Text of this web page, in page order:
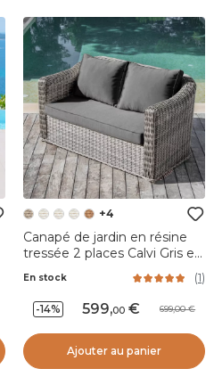
+4
Canapé de jardin en résine
tressée 2 places Calvi Gris et
En stock (1)
-14% 599,00 699,00
Ajouter au panier